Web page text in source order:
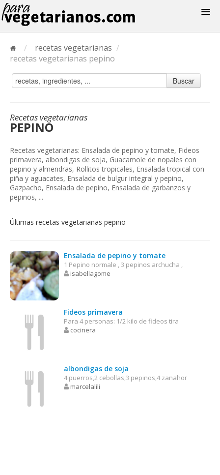
/ recetas vegetarianas /
recetas vegetarianas pepino
Buscar
Recetas vegetarianas
PEPINO
Recetas vegetarianas: Ensalada de pepino y tomate, Fideos
primavera, albondigas de soja, Guacamole de nopales con
pepino y almendras, Rollitos tropicales, Ensalada tropical con
piña y aguacates, Ensalada de bulgur integral y pepino,
Gazpacho, Ensalada de pepino, Ensalada de garbanzos y
pepinos, ...
Últimas recetas vegetarianas pepino
Ensalada de pepino y tomate
1 Pepino normale , 3 pepinos archucha ,
isabellagome
Fideos primavera
Para 4 personas: 1/2 kilo de fideos tira
cocinera
albondigas de soja
4 puerros,2 cebollas,3 pepinos,4 zanahor
marcelalili